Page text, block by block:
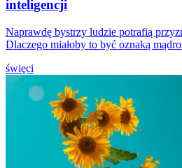
inteligencji
Naprawdę bystrzy ludzie potrafią
Dlaczego miałoby to być oznaką
święci